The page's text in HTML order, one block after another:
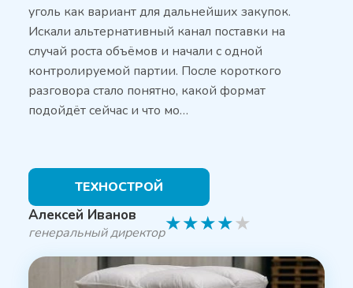
уголь как вариант для дальнейших закупок.
Искали альтернативный канал поставки на
случай роста объёмов и начали с одной
контролируемой партии. После короткого
разговора стало понятно, какой формат
подойдёт сейчас и что мо…
ТЕХНОСТРОЙ
Алексей Иванов
генеральный директор★★★★★